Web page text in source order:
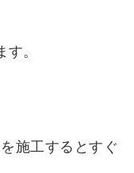
。
施工するとすぐ